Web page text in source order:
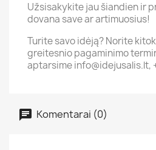
Užsisakykite jau šiandien ir
dovana save ar artimuosius!
Turite savo idėją? Norite
greitesnio pagaminimo
aptarsime info@idejusalis.lt,
Komentarai (0)